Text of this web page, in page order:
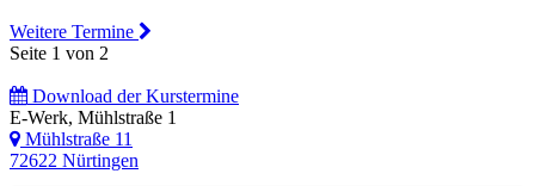
Weitere Termine
Seite 1 von 2
Download der Kurstermine
E-Werk, Mühlstraße 1
Mühlstraße 11
72622 Nürtingen